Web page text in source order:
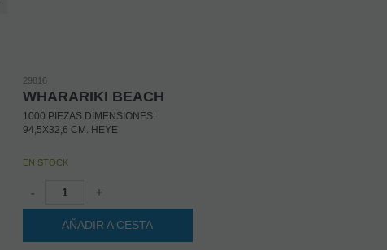
29816
WHARARIKI BEACH
1000 PIEZAS.DIMENSIONES:
94,5X32,6 CM. HEYE
EN STOCK
- +
AÑADIR A CESTA